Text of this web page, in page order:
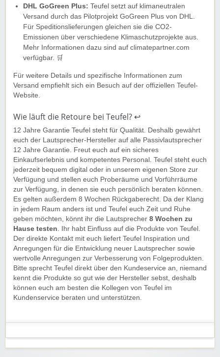
DHL GoGreen Plus: Teufel setzt auf klimaneutralen
Versand durch das Pilotprojekt GoGreen Plus von DHL.
Für Speditionslieferungen gleichen sie die CO2-
Emissionen über verschiedene Klimaschutzprojekte aus.
Mehr Informationen dazu sind auf climatepartner.com
verfügbar. 🛒
Für weitere Details und spezifische Informationen zum
Versand empfiehlt sich ein Besuch auf der offiziellen Teufel-
Website.
Wie läuft die Retoure bei Teufel? ↩️
12 Jahre Garantie Teufel steht für Qualität. Deshalb gewährt
euch der Lautsprecher-Hersteller auf alle Passivlautsprecher
12 Jahre Garantie. Freut euch auf ein sicheres
Einkaufserlebnis und kompetentes Personal. Teufel steht euch
jederzeit bequem digital oder in unserem eigenen Store zur
Verfügung und stellen euch Proberäume und Vorführräume
zur Verfügung, in denen sie euch persönlich beraten können.
Es gelten außerdem 8 Wochen Rückgaberecht. Da der Klang
in jedem Raum anders ist und Teufel euch Zeit und Ruhe
geben möchten, könnt ihr die Lautsprecher 8 Wochen zu
Hause testen . Ihr habt Einfluss auf die Produkte von Teufel.
Der direkte Kontakt mit euch liefert Teufel Inspiration und
Anregungen für die Entwicklung neuer Lautsprecher sowie
wertvolle Anregungen zur Verbesserung von Folgeprodukten.
Bitte sprecht Teufel direkt über den Kundeservice an, niemand
kennt die Produkte so gut wie der Hersteller sebst, deshalb
können euch am besten die Kollegen von Teufel im
Kundenservice beraten und unterstützen.